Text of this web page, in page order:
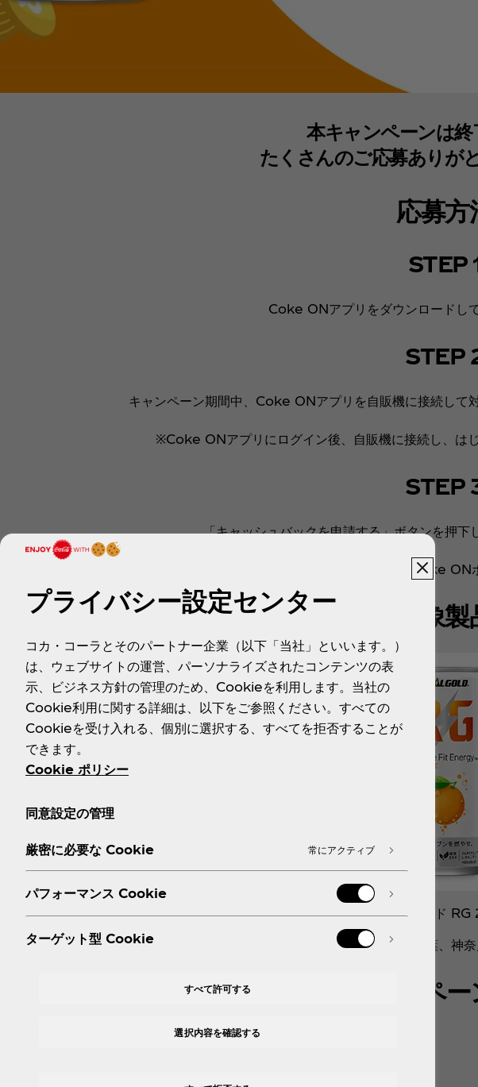
本キャンペーンは終
たくさんのご応募ありが
応募方
STEP
Coke ONアプリをダウンロードし
STEP
キャンペーン期間中、Coke ONアプリを自販機に接続して
※Coke ONアプリにログイン後、自販機に接続し、は
STEP
「キャッシュバックを申請する」ボタンを押下
対象製品1本の代金相当額のCoke ON
対象
リアルゴールド
販売エリア：北海道※札幌エリア、宮城、新潟、東京、千葉、神
キャンペ
プライバシー設定センター
コカ・コーラとそのパートナー企業（以下「当社」といいます。）
は、ウェブサイトの運営、パーソナライズされたコンテンツの表
示、ビジネス方針の管理のため、Cookieを利用します。当社の
Cookie利用に関する詳細は、以下をご参照ください。すべての
Cookieを受け入れる、個別に選択する、すべてを拒否することが
できます。
Cookie ポリシー
同意設定の管理
厳密に必要な Cookie 常にアクティブ
パフォーマンス Cookie
ターゲット型 Cookie
すべて許可する
選択内容を確認する